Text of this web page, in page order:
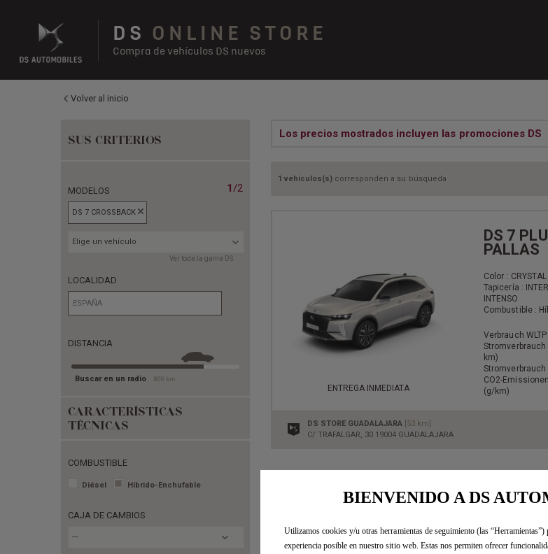
DS ONLINE STORE
Compra de vehículos DS nuevos
Volver al inicio
SUS CRITERIOS
MODELOS 1/2
DS 7 CROSSBACK
Elige un vehículo
Ver toda la gama DS
LOCALIDAD
DISTANCIA
Buscar en un radio km
CARACTERÍSTICAS
TÉCNICAS
COMBUSTIBLE
Diésel Híbrido-Enchufable
CAJA DE CAMBIOS
---
Los precios mostrados incluyen las promociones DS
1 vehiculos(s) corresponden a su búsqueda
ENTREGA INMEDIATA
DS 7
PALLAS
Color : CRYSTAL
Tapicería :
INTENSO
Combustible :
Verbrauch
km)
CO2-
(g/km)
DS STORE GUADALAJARA [53 km]
C/ TRAFALGAR, 30 19004 GUADALAJARA
BIENVENIDO A DS
Utilizamos cookies y/u otras herramientas de seguimiento (las
experiencia posible en nuestro sitio web. Estas nos permiten ofrecer